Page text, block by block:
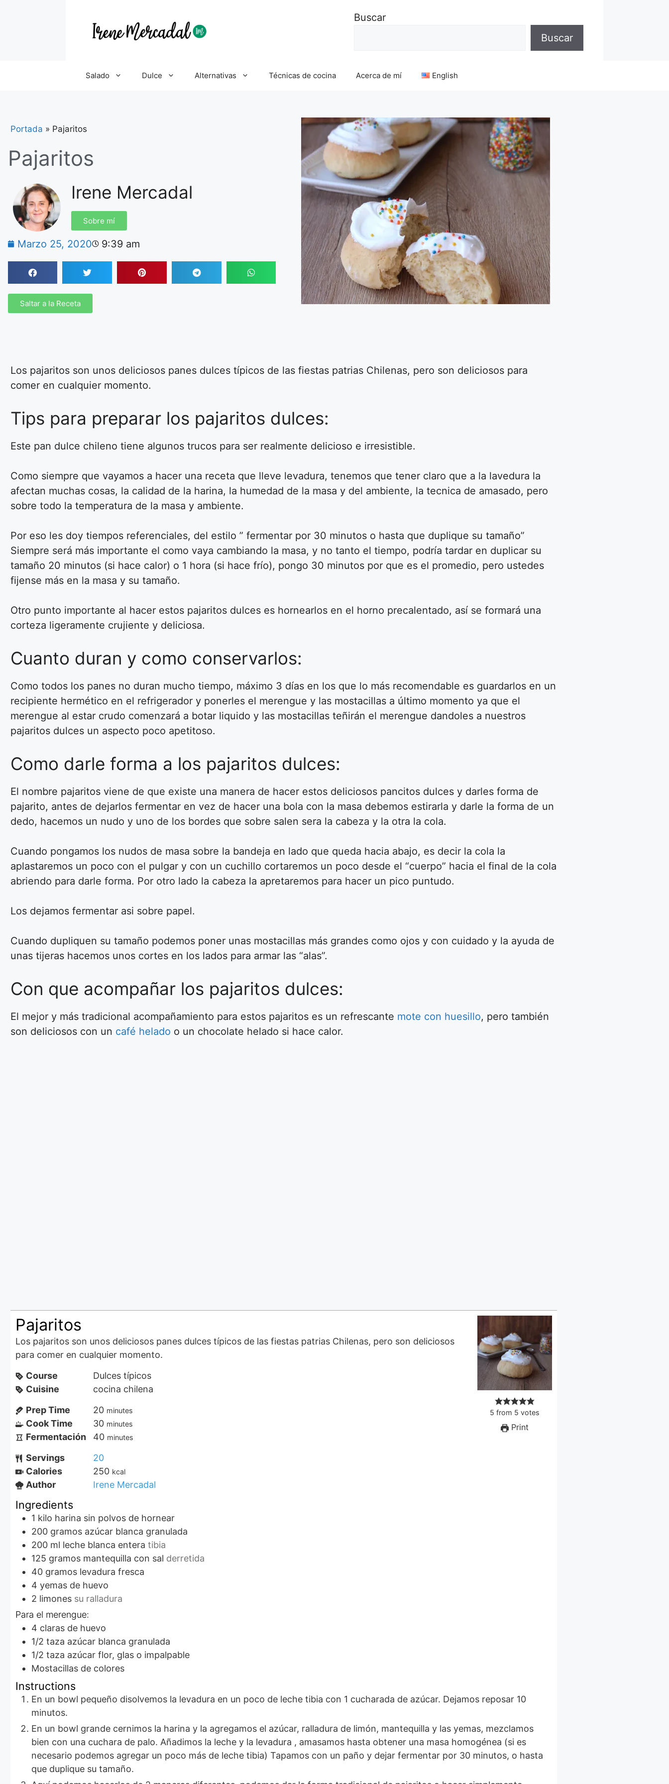
Buscar
Buscar
Salado Dulce Alternativas Técnicas de cocina Acerca de mí English
Portada » Pajaritos
Pajaritos
Irene Mercadal
Sobre mí
Marzo 25, 2020 9:39 am
Saltar a la Receta
Los pajaritos son unos deliciosos panes dulces típicos de las fiestas patrias Chilenas, pero son deliciosos para
comer en cualquier momento.
Tips para preparar los pajaritos dulces:
Este pan dulce chileno tiene algunos trucos para ser realmente delicioso e irresistible.
Como siempre que vayamos a hacer una receta que lleve levadura, tenemos que tener claro que a la lavedura la
afectan muchas cosas, la calidad de la harina, la humedad de la masa y del ambiente, la tecnica de amasado, pero
sobre todo la temperatura de la masa y ambiente.
Por eso les doy tiempos referenciales, del estilo ” fermentar por 30 minutos o hasta que duplique su tamaño”
Siempre será más importante el como vaya cambiando la masa, y no tanto el tiempo, podría tardar en duplicar su
tamaño 20 minutos (si hace calor) o 1 hora (si hace frío), pongo 30 minutos por que es el promedio, pero ustedes
fijense más en la masa y su tamaño.
Otro punto importante al hacer estos pajaritos dulces es hornearlos en el horno precalentado, así se formará una
corteza ligeramente crujiente y deliciosa.
Cuanto duran y como conservarlos:
Como todos los panes no duran mucho tiempo, máximo 3 días en los que lo más recomendable es guardarlos en un
recipiente hermético en el refrigerador y ponerles el merengue y las mostacillas a último momento ya que el
merengue al estar crudo comenzará a botar liquido y las mostacillas teñirán el merengue dandoles a nuestros
pajaritos dulces un aspecto poco apetitoso.
Como darle forma a los pajaritos dulces:
El nombre pajaritos viene de que existe una manera de hacer estos deliciosos pancitos dulces y darles forma de
pajarito, antes de dejarlos fermentar en vez de hacer una bola con la masa debemos estirarla y darle la forma de un
dedo, hacemos un nudo y uno de los bordes que sobre salen sera la cabeza y la otra la cola.
Cuando pongamos los nudos de masa sobre la bandeja en lado que queda hacia abajo, es decir la cola la
aplastaremos un poco con el pulgar y con un cuchillo cortaremos un poco desde el “cuerpo” hacia el final de la cola
abriendo para darle forma. Por otro lado la cabeza la apretaremos para hacer un pico puntudo.
Los dejamos fermentar asi sobre papel.
Cuando dupliquen su tamaño podemos poner unas mostacillas más grandes como ojos y con cuidado y la ayuda de
unas tijeras hacemos unos cortes en los lados para armar las “alas”.
Con que acompañar los pajaritos dulces:
El mejor y más tradicional acompañamiento para estos pajaritos es un refrescante mote con huesillo, pero también
son deliciosos con un café helado o un chocolate helado si hace calor.
5 from 5 votes
Print
Pajaritos
Los pajaritos son unos deliciosos panes dulces típicos de las fiestas patrias Chilenas, pero son deliciosos
para comer en cualquier momento.
Course
Dulces típicos
Cuisine
cocina chilena
Prep Time
20 minutes
Cook Time 30 minutes
Fermentación 40 minutes
Servings
20
Calories
250 kcal
Author Irene Mercadal
Ingredients
1 kilo harina sin polvos de hornear
200 gramos azúcar blanca granulada
200 ml leche blanca entera tibia
125 gramos mantequilla con sal derretida
40 gramos levadura fresca
4 yemas de huevo
2 limones su ralladura
Para el merengue:
4 claras de huevo
1/2 taza azúcar blanca granulada
1/2 taza azúcar flor, glas o impalpable
Mostacillas de colores
Instructions
En un bowl pequeño disolvemos la levadura en un poco de leche tibia con 1 cucharada de azúcar. Dejamos reposar 10
minutos.
En un bowl grande cernimos la harina y la agregamos el azúcar, ralladura de limón, mantequilla y las yemas, mezclamos
bien con una cuchara de palo. Añadimos la leche y la levadura , amasamos hasta obtener una masa homogénea (si es
necesario podemos agregar un poco más de leche tibia) Tapamos con un paño y dejar fermentar por 30 minutos, o hasta
que duplique su tamaño.